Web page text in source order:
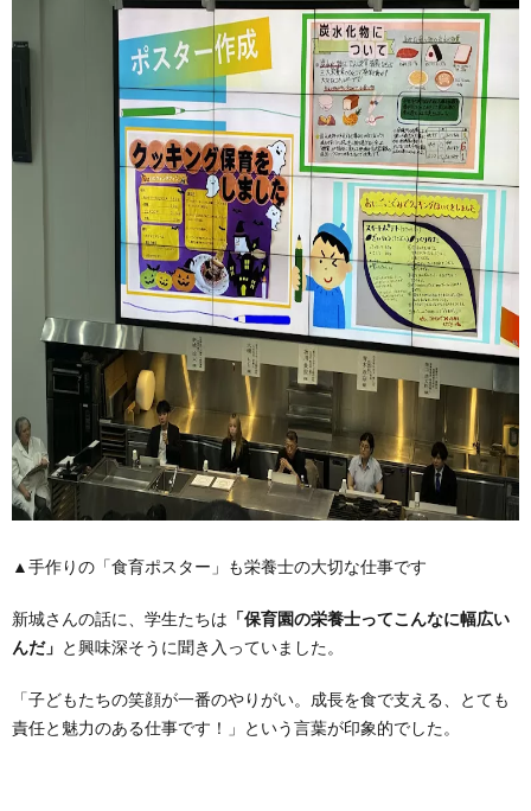
▲手作りの「食育ポスター」も栄養士の大切な仕事です
新城さんの話に、学生たちは 「保育園の栄養士ってこんなに幅広い
んだ」 と興味深そうに聞き入っていました。
「子どもたちの笑顔が一番のやりがい。成長を食で支える、とても
責任と魅力のある仕事です！」という言葉が印象的でした。